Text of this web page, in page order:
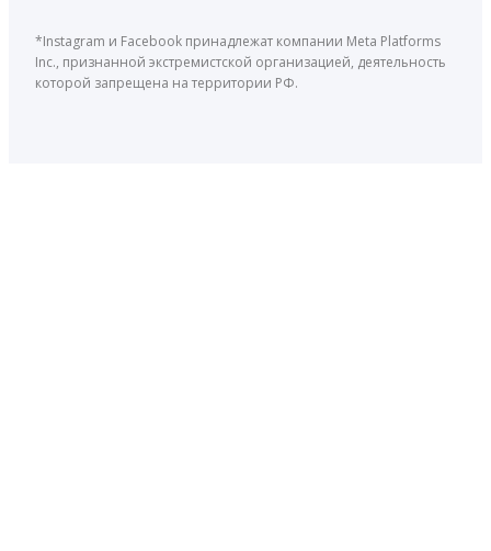
*Instagram и Facebook принадлежат компании Meta Platforms
Inc., признанной экстремистской организацией, деятельность
которой запрещена на территории РФ.